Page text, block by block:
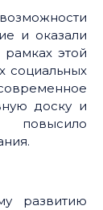
и оказали
этой
социальных
доску и
повысило
развитию